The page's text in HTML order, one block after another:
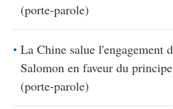
(porte-parole)
La Chine salue l'engagement
Salomon en faveur du
(porte-parole)